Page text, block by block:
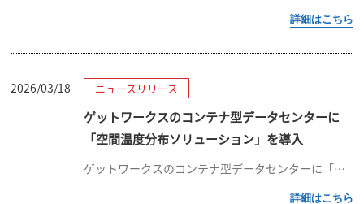
2026/03/18 ニュースリリース
ゲットワークスのコンテナ型データセンターに
「空間温度分布ソリューション」を導入
ゲットワークスのコンテナ型データセンターに「空間温度分布ソリューション」を導入 ～GoriRackサーバとSpaceSightの連携により空間温度を3Dで可視化、冷却性能を証明～ 東京エレクトロン デバイス長崎株式会社（ […]